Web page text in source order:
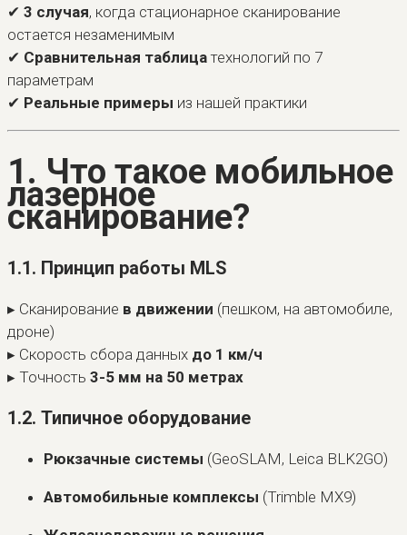
✔ 3 случая, когда стационарное сканирование
остается незаменимым
✔ Сравнительная таблицатехнологий по 7
параметрам
✔ Реальные примеры из нашей практики
1. Что такое мобильное
лазерное
сканирование?
1.1. Принцип работы MLS
▸ Сканирование в движении (пешком, на автомобиле,
дроне)
▸ Скорость сбора данных до 1 км/ч
▸ Точность 3-5 мм на 50 метрах
1.2. Типичное оборудование
Рюкзачные системы (GeoSLAM, Leica BLK2GO)
Автомобильные комплексы (Trimble MX9)